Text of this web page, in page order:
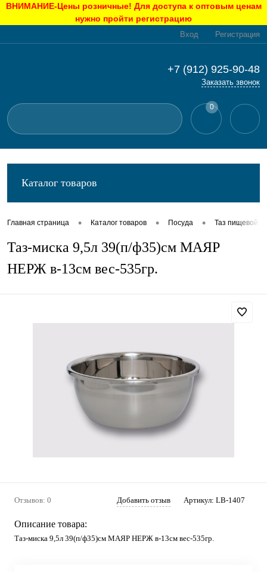
ВНИМАНИЕ-Цены розничные! Для доступа к оптовым ценам
нужно пройти регистрацию
Вход Регистрация
+7 (912) 925-90-48
Заказать звонок
0
Каталог товаров
Главная страница • Каталог товаров • Посуда • Таз пищевой
Таз-миска 9,5л 39(п/ф35)см МАЯР
НЕРЖ в-13см вес-535гр.
Отзывов: 0 Добавить отзыв Артикул: LB-1407
Описание товара:
Таз-миска 9,5л 39(п/ф35)см МАЯР НЕРЖ в-13см вес-535гр.